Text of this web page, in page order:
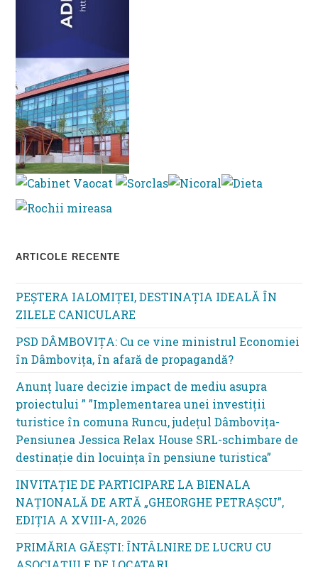
ARTICOLE RECENTE
PEȘTERA IALOMIȚEI, DESTINAȚIA IDEALĂ ÎN
ZILELE CANICULARE
PSD DÂMBOVIȚA: Cu ce vine ministrul Economiei
în Dâmbovița, în afară de propagandă?
Anunț luare decizie impact de mediu asupra
proiectului ” ”Implementarea unei investiții
turistice în comuna Runcu, județul Dâmbovița-
Pensiunea Jessica Relax House SRL-schimbare de
destinație din locuința în pensiune turistica”
INVITAȚIE DE PARTICIPARE LA BIENALA
NAȚIONALĂ DE ARTĂ „GHEORGHE PETRAȘCU”,
EDIŢIA A XVIII-A, 2026
PRIMĂRIA GĂEȘTI: ÎNTÂLNIRE DE LUCRU CU